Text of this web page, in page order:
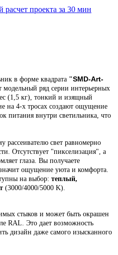
расчет проекта за 30 мин
в форме квадрата "SMD-Art-
модельный ряд серии интерьерных
(1,5 кг), тонкий и изящный
на 4-х тросах создают ощущение
питания внутри светильника, что
рассеивателю свет равномерно
Отсутствует "пикселизация", а
глаза. Вы получаете
ощущение уюта и комфорта.
на выбор: теплый,
(3000/4000/5000 K).
стыков и может быть окрашен
RAL. Это дает возможность
дизайн даже самого изысканного